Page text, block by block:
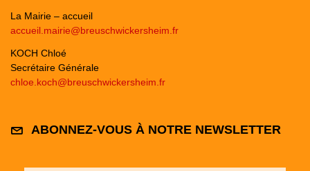
La Mairie – accueil
accueil.mairie@breuschwickersheim.fr
KOCH Chloé
Secrétaire Générale
chloe.koch@breuschwickersheim.fr
ABONNEZ-VOUS À NOTRE NEWSLETTER